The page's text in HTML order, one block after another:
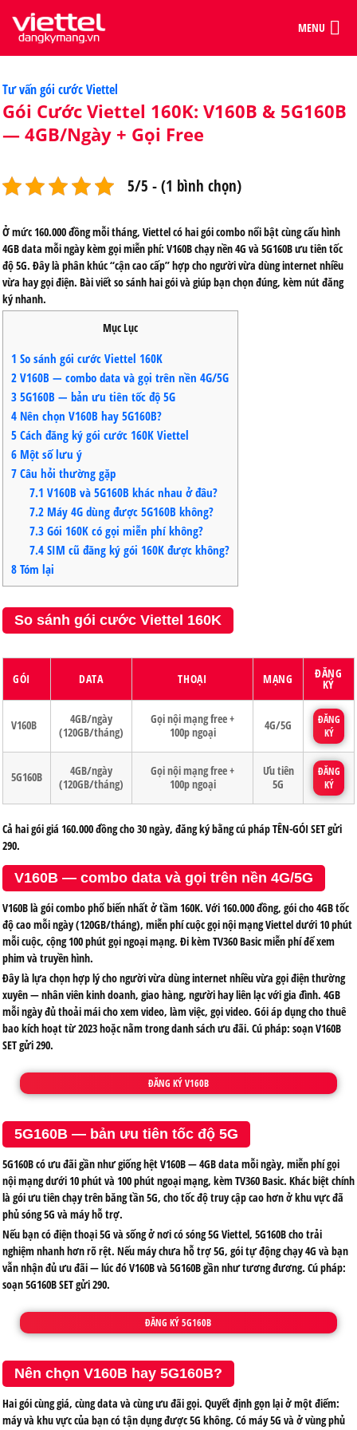
MENU
Categories
Tư vấn gói cước Viettel
Gói Cước Viettel 160K: V160B & 5G160B
— 4GB/Ngày + Gọi Free
5/5 - (1 bình chọn)
Ở mức 160.000 đồng mỗi tháng, Viettel có hai gói combo nổi bật cùng cấu hình
4GB data mỗi ngày kèm gọi miễn phí: V160B chạy nền 4G và 5G160B ưu tiên tốc
độ 5G. Đây là phân khúc “cận cao cấp” hợp cho người vừa dùng internet nhiều
vừa hay gọi điện. Bài viết so sánh hai gói và giúp bạn chọn đúng, kèm nút đăng
ký nhanh.
Mục Lục
1 So sánh gói cước Viettel 160K
2 V160B — combo data và gọi trên nền 4G/5G
3 5G160B — bản ưu tiên tốc độ 5G
4 Nên chọn V160B hay 5G160B?
5 Cách đăng ký gói cước 160K Viettel
6 Một số lưu ý
7 Câu hỏi thường gặp
7.1 V160B và 5G160B khác nhau ở đâu?
7.2Máy 4G dùng được 5G160B không?
7.3Gói 160K có gọi miễn phí không?
7.4SIM cũ đăng ký gói 160K được không?
8 Tóm lại
So sánh gói cước Viettel 160K
GÓI DATA THOẠI MẠNG ĐĂNG
KÝ
V160B
4GB/ngày
(120GB/tháng)
Gọi nội mạng free +
100p ngoại
4G/5G
ĐĂNG
KÝ
5G160B
4GB/ngày
(120GB/tháng)
Gọi nội mạng free +
100p ngoại
Ưu tiên
5G
ĐĂNG
KÝ
Cả hai gói giá 160.000 đồng cho 30 ngày, đăng ký bằng cú phápTÊN-GÓI SETgửi
290.
V160B — combo data và gọi trên nền 4G/5G
V160B là gói combo phổ biến nhất ở tầm 160K. Với 160.000 đồng, gói cho 4GB tốc
độ cao mỗi ngày (120GB/tháng), miễn phí cuộc gọi nội mạng Viettel dưới 10 phút
mỗi cuộc, cộng 100 phút gọi ngoại mạng. Đi kèm TV360 Basic miễn phí để xem
phim và truyền hình.
Đây là lựa chọn hợp lý cho người vừa dùng internet nhiều vừa gọi điện thường
xuyên — nhân viên kinh doanh, giao hàng, người hay liên lạc với gia đình. 4GB
mỗi ngày đủ thoải mái cho xem video, làm việc, gọi video. Gói áp dụng cho thuê
bao kích hoạt từ 2023 hoặc nằm trong danh sách ưu đãi. Cú pháp: soạnV160B
SETgửi290.
ĐĂNG KÝ V160B
5G160B — bản ưu tiên tốc độ 5G
5G160B có ưu đãi gần như giống hệt V160B — 4GB data mỗi ngày, miễn phí gọi
nội mạng dưới 10 phút và 100 phút ngoại mạng, kèm TV360 Basic. Khác biệt chính
là gói ưu tiên chạy trên băng tần 5G, cho tốc độ truy cập cao hơn ở khu vực đã
phủ sóng 5G và máy hỗ trợ.
Nếu bạn có điện thoại 5G và sống ở nơi có sóng 5G Viettel, 5G160B cho trải
nghiệm nhanh hơn rõ rệt. Nếu máy chưa hỗ trợ 5G, gói tự động chạy 4G và bạn
vẫn nhận đủ ưu đãi — lúc đó V160B và 5G160B gần như tương đương. Cú pháp:
soạn5G160B SETgửi290.
ĐĂNG KÝ 5G160B
Nên chọn V160B hay 5G160B?
Hai gói cùng giá, cùng data và cùng ưu đãi gọi. Quyết định gọn lại ở một điểm:
máy và khu vực của bạn có tận dụng được 5G không. Có máy 5G và ở vùng phủ